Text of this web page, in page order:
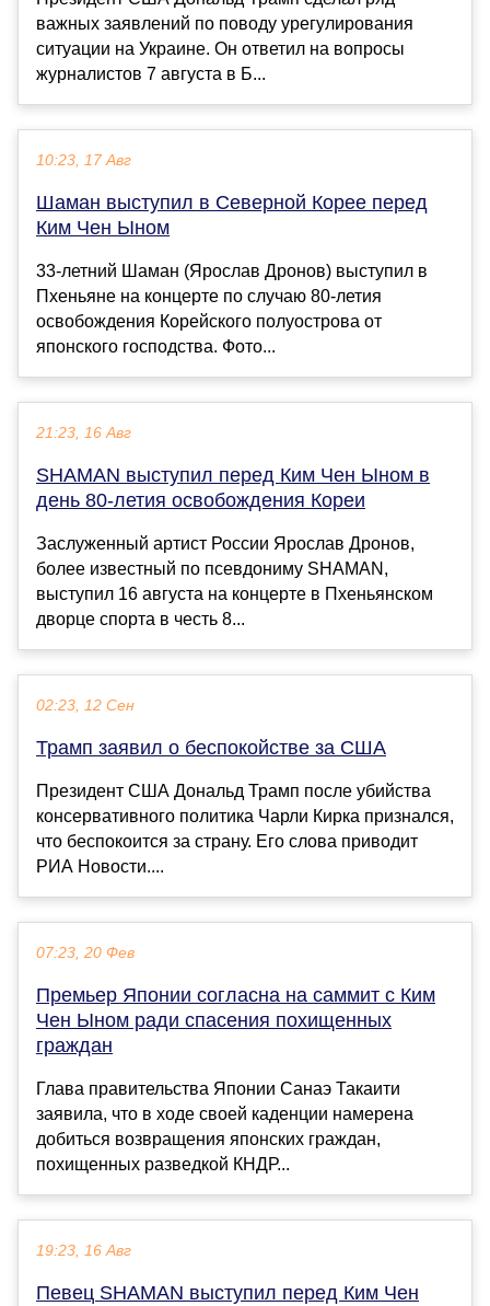
важных заявлений по поводу урегулирования
ситуации на Украине. Он ответил на вопросы
журналистов 7 августа в Б...
10:23, 17 Авг
Шаман выступил в Северной Корее перед
Ким Чен Ыном
33-летний Шаман (Ярослав Дронов) выступил в
Пхеньяне на концерте по случаю 80-летия
освобождения Корейского полуострова от
японского господства. Фото...
21:23, 16 Авг
SHAMAN выступил перед Ким Чен Ыном в
день 80-летия освобождения Кореи
Заслуженный артист России Ярослав Дронов,
более известный по псевдониму SHAMAN,
выступил 16 августа на концерте в Пхеньянском
дворце спорта в честь 8...
02:23, 12 Сен
Трамп заявил о беспокойстве за США
Президент США Дональд Трамп после убийства
консервативного политика Чарли Кирка признался,
что беспокоится за страну. Его слова приводит
РИА Новости....
07:23, 20 Фев
Премьер Японии согласна на саммит с Ким
Чен Ыном ради спасения похищенных
граждан
Глава правительства Японии Санаэ Такаити
заявила, что в ходе своей каденции намерена
добиться возвращения японских граждан,
похищенных разведкой КНДР...
19:23, 16 Авг
Певец SHAMAN выступил перед Ким Чен